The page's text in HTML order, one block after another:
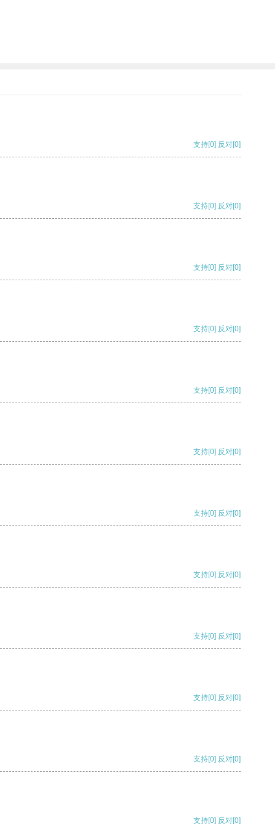
支持[0] 反对[0]
支持[0] 反对[0]
支持[0] 反对[0]
支持[0] 反对[0]
支持[0] 反对[0]
支持[0] 反对[0]
支持[0] 反对[0]
支持[0] 反对[0]
支持[0] 反对[0]
支持[0] 反对[0]
支持[0] 反对[0]
支持[0] 反对[0]